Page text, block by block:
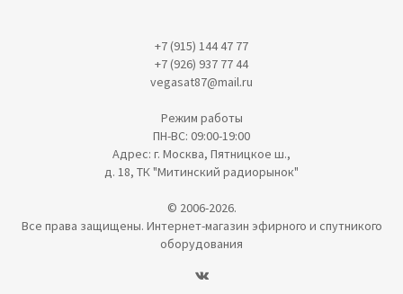
+7 (915) 144 47 77
+7 (926) 937 77 44
vegasat87@mail.ru
Режим работы
ПН-ВС: 09:00-19:00
Адрес: г. Москва, Пятницкое ш.,
д. 18, ТК "Митинский радиорынок"
© 2006-2026.
Все права защищены. Интернет-магазин эфирного и спутникого
оборудования